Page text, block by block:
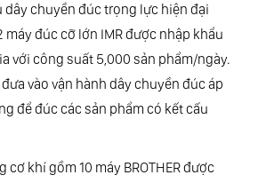
dây chuyền đúc trọng lực hiện đại
máy đúc cỡ lớn IMR được nhập khẩu
với công suất 5,000 sản phẩm/ngày.
vào vận hành dây chuyền đúc áp
để đúc các sản phẩm có kết cấu
cơ khí gồm 10 máy BROTHER được